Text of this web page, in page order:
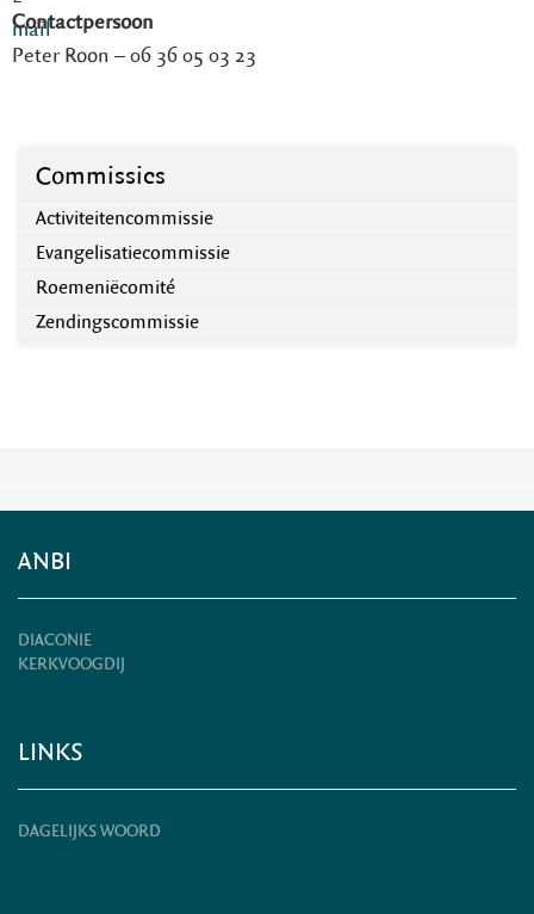
Contactpersoon
Peter Roon – 06 36 05 03 23
Commissies
Activiteitencommissie
Evangelisatiecommissie
Roemeniëcomité
Zendingscommissie
ANBI
DIACONIE
KERKVOOGDIJ
LINKS
DAGELIJKS WOORD